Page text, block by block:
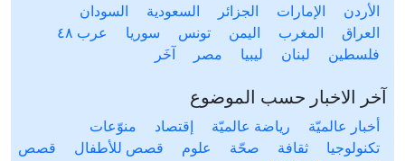
الأردن الإمارات الجزائر السعودية
السودان
العراق
المغرب اليمن تونس سوريا
عرب ٤٨
فلسطين
لبنان ليبيا مصر آخَر
آخر الاخبار حسب الموضوع
أخبار عالميّة رياضة عالميّة إقتصاد
منوّعات
تكنولوجيا
ثقافة صحّة علوم قصص للأطفال
قصص